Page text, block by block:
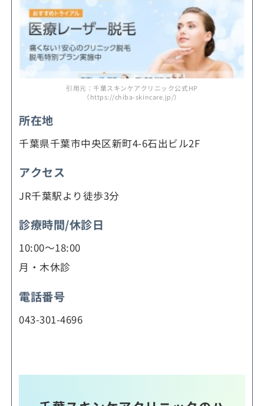
引用元：千葉スキンケアクリニック公式HP
（https://chiba-skincare.jp/）
所在地
千葉県千葉市中央区新町4-6石出ビル2F
アクセス
JR千葉駅より徒歩3分
診療時間/休診日
10:00～18:00
月・木休診
電話番号
043-301-4696